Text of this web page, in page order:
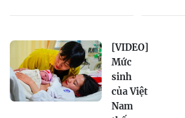
[VIDEO]
Mức
sinh
của Việt
Nam